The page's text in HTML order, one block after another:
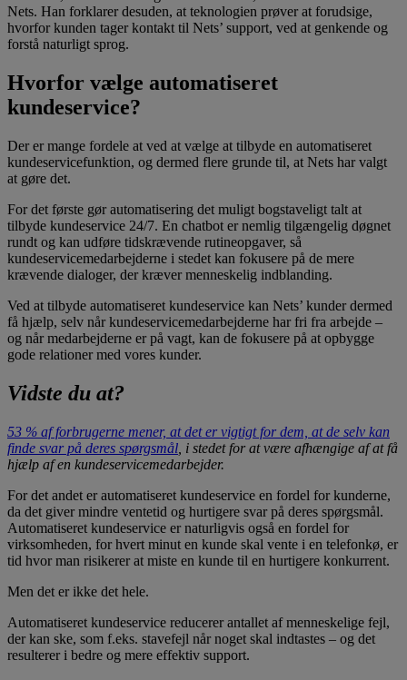
Nets. Han forklarer desuden, at teknologien prøver at forudsige,
hvorfor kunden tager kontakt til Nets’ support, ved at genkende og
forstå naturligt sprog.
Hvorfor vælge automatiseret
kundeservice?
Der er mange fordele at ved at vælge at tilbyde en automatiseret
kundeservicefunktion, og dermed flere grunde til, at Nets har valgt
at gøre det.
For det første gør automatisering det muligt bogstaveligt talt at
tilbyde kundeservice 24/7. En chatbot er nemlig tilgængelig døgnet
rundt og kan udføre tidskrævende rutineopgaver, så
kundeservicemedarbejderne i stedet kan fokusere på de mere
krævende dialoger, der kræver menneskelig indblanding.
Ved at tilbyde automatiseret kundeservice kan Nets’ kunder dermed
få hjælp, selv når kundeservicemedarbejderne har fri fra arbejde –
og når medarbejderne er på vagt, kan de fokusere på at opbygge
gode relationer med vores kunder.
Vidste du at?
53 % af forbrugerne mener, at det er vigtigt for dem, at de selv kan
finde svar på deres spørgsmål , i stedet for at være afhængige af at få
hjælp af en kundeservicemedarbejder.
For det andet er automatiseret kundeservice en fordel for kunderne,
da det giver mindre ventetid og hurtigere svar på deres spørgsmål.
Automatiseret kundeservice er naturligvis også en fordel for
virksomheden, for hvert minut en kunde skal vente i en telefonkø, er
tid hvor man risikerer at miste en kunde til en hurtigere konkurrent.
Men det er ikke det hele.
Automatiseret kundeservice reducerer antallet af menneskelige fejl,
der kan ske, som f.eks. stavefejl når noget skal indtastes – og det
resulterer i bedre og mere effektiv support.